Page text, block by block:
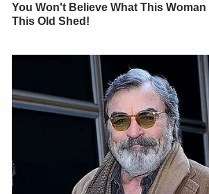
You Won't Believe What This
This Old Shed!